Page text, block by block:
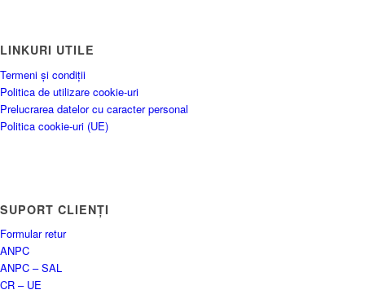
LINKURI UTILE
Termeni și condiții
Politica de utilizare cookie-uri
Prelucrarea datelor cu caracter personal
Politica cookie-uri (UE)
SUPORT CLIENȚI
Formular retur
ANPC
ANPC – SAL
CR – UE